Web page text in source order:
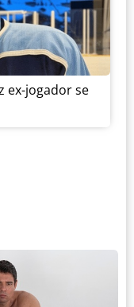
ex-jogador se